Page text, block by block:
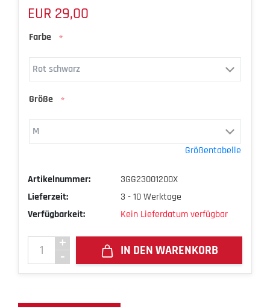
EUR 29,00
Farbe *
Größe *
Größentabelle
Artikelnummer:
3GG23001200X
Lieferzeit:
3 - 10 Werktage
Verfügbarkeit:
Kein Lieferdatum verfügbar
IN DEN WARENKORB